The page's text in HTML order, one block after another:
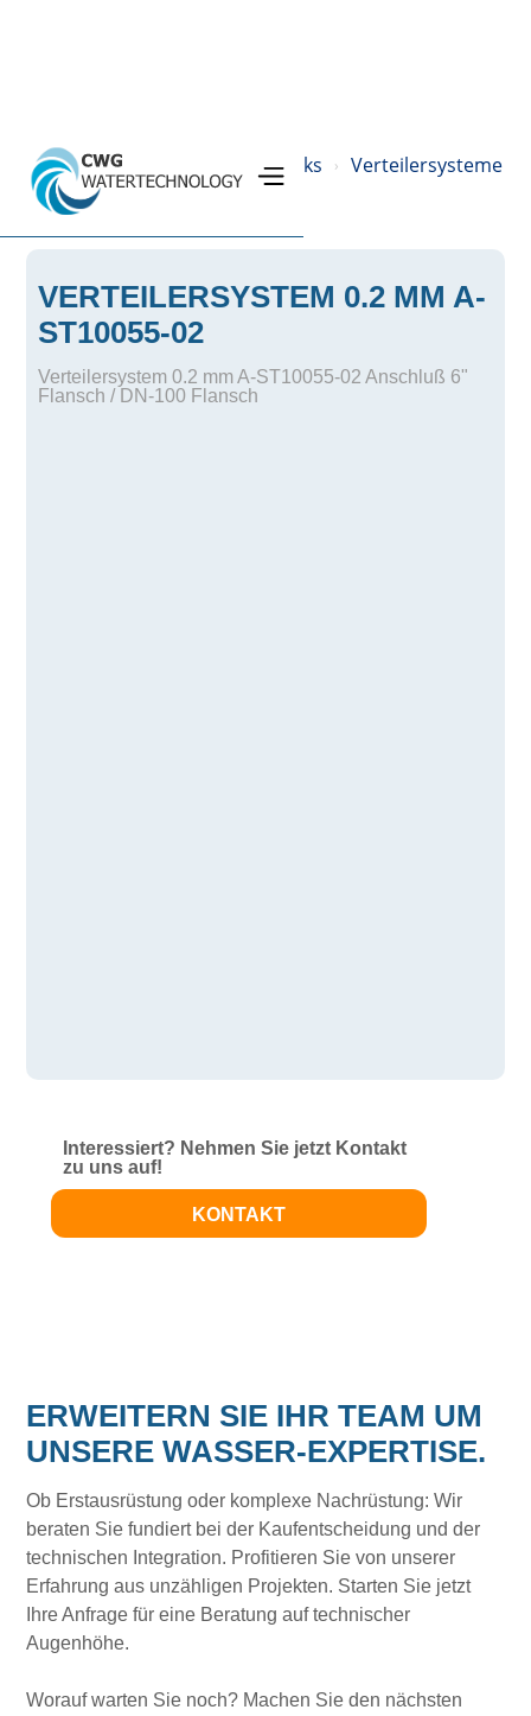
Home › Produkte Drucktanks › Verteilersysteme
›
VERTEILERSYSTEM 0.2 MM A-
ST10055-02
Verteilersystem 0.2 mm A-ST10055-02 Anschluß 6"
Flansch / DN-100 Flansch
Interessiert? Nehmen Sie jetzt Kontakt
zu uns auf!
KONTAKT
ERWEITERN SIE IHR TEAM UM
UNSERE WASSER-EXPERTISE.
Ob Erstausrüstung oder komplexe Nachrüstung: Wir
beraten Sie fundiert bei der Kaufentscheidung und der
technischen Integration. Profitieren Sie von unserer
Erfahrung aus unzähligen Projekten. Starten Sie jetzt
Ihre Anfrage für eine Beratung auf technischer
Augenhöhe.
Worauf warten Sie noch? Machen Sie den nächsten